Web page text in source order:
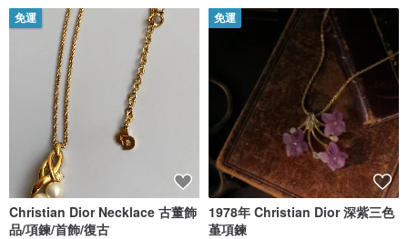
免運
Christian Dior Necklace 古董飾
品/項鍊/首飾/復古
免運
1978年 Christian Dior 深紫三色
堇項鍊